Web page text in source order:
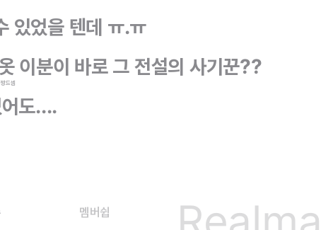
있었을 텐데 ㅠ.ㅠ
이분이 바로 그 전설의 사기꾼??
드셈
도....
멤버쉽